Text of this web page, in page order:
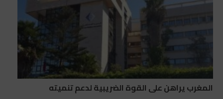
المغرب يراهن على القوة الضريبية لدعم تنميته